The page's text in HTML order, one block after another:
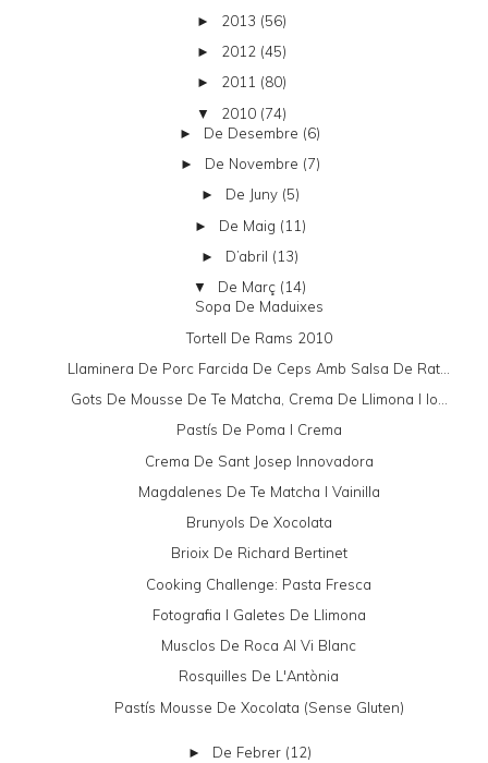
► 2013 (56)
► 2012 (45)
► 2011 (80)
▼ 2010 (74)
► De Desembre (6)
► De Novembre (7)
► De Juny (5)
► De Maig (11)
► D’abril (13)
▼ De Març (14)
Sopa De Maduixes
Tortell De Rams 2010
Llaminera De Porc Farcida De Ceps Amb Salsa De Rat...
Gots De Mousse De Te Matcha, Crema De Llimona I Io...
Pastís De Poma I Crema
Crema De Sant Josep Innovadora
Magdalenes De Te Matcha I Vainilla
Brunyols De Xocolata
Brioix De Richard Bertinet
Cooking Challenge: Pasta Fresca
Fotografia I Galetes De Llimona
Musclos De Roca Al Vi Blanc
Rosquilles De L'Antònia
Pastís Mousse De Xocolata (sense Gluten)
► De Febrer (12)